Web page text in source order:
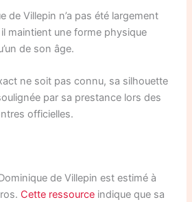
de Villepin n’a pas été largement
maintient une forme physique
de son âge.
ne soit pas connu, sa silhouette
par sa prestance lors des
officielles.
de Villepin est estimé à
Cette ressource indique que sa